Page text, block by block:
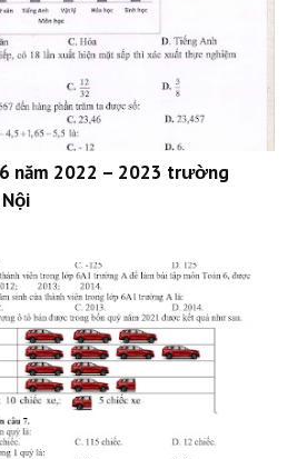
năm 2022 – 2023 trường